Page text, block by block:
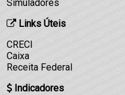
Simuladores
Links Úteis
CRECI
Caixa
Receita Federal
Indicadores